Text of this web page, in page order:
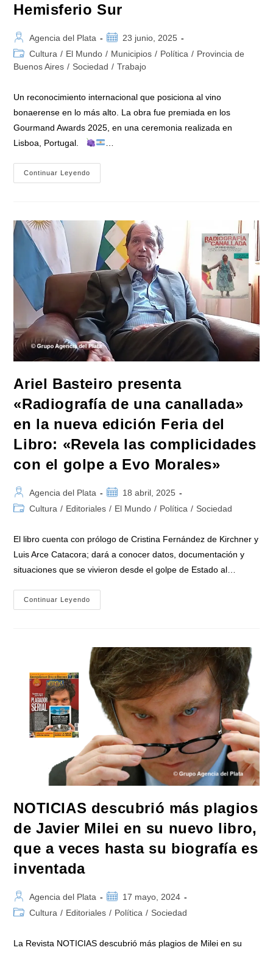
Hemisferio Sur
Autor
de
la
Agencia del Plata
Publicación
de
la
23 junio, 2025
Categoría
de
Cultura / El Mundo / Municipios / Política / Provincia de
Buenos Aires / Sociedad / Trabajo
Un reconocimiento internacional que posiciona al vino
bonaerense en lo más alto. La obra fue premiada en los
Gourmand Awards 2025, en una ceremonia realizada en
Lisboa, Portugal.
Continuar Leyendo
Buenos
Fue
Elegido
Como
El
Mejor
Libro
Del
Mundo
Del
Vino
En
El
Hemisferio
Sur
Ariel Basteiro presenta
«Radiografía de una canallada»
en la nueva edición Feria del
Libro: «Revela las complicidades
con el golpe a Evo Morales»
Autor
de
Agencia del Plata
Publicación
de
18 abril, 2025
Categoría
Cultura / Editoriales / El Mundo / Política / Sociedad
El libro cuenta con prólogo de Cristina Fernández de Kirchner y
Luis Arce Catacora; dará a conocer datos, documentación y
situaciones que se vivieron desde el golpe de Estado al…
Continuar Leyendo
Basteiro
Canallada»
En
La
Nueva
Edición
Feria
Del
Libro:
«Revela
Complicidades
Con
El
Golpe
A
Evo
Morales»
NOTICIAS descubrió más plagios
de Javier Milei en su nuevo libro,
que a veces hasta su biografía es
inventada
Autor
de
Agencia del Plata
Publicación
de
17 mayo, 2024
Categoría
la
Cultura / Editoriales / Política / Sociedad
La Revista NOTICIAS descubrió más plagios de Milei en su